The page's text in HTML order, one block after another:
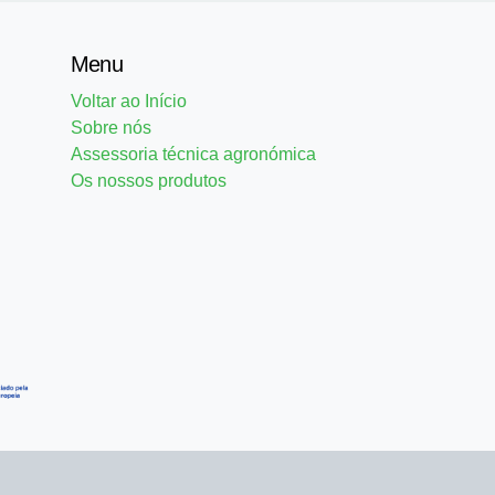
Menu
Voltar ao Início
Sobre nós
Assessoria técnica agronómica
Os nossos produtos